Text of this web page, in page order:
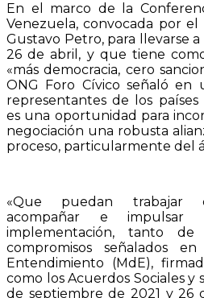
En el marco de la
Venezuela, convocada por
Gustavo Petro, para llevarse
26 de abril, y que tiene
«más democracia, cero
ONG Foro Cívico señaló en
representantes de los
es una oportunidad para
negociación una robusta
proceso, particularmente del
«Que puedan trabajar
acompañar e
implementación, tanto
compromisos señalados
Entendimiento (MdE),
como los Acuerdos Sociales y
de septiembre de 2021 y 26